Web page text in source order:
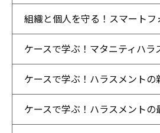
組織と個人を守る！スマートフ
ケースで学ぶ！マタニティハラ
ケースで学ぶ！ハラスメントの
ケースで学ぶ！ハラスメントの